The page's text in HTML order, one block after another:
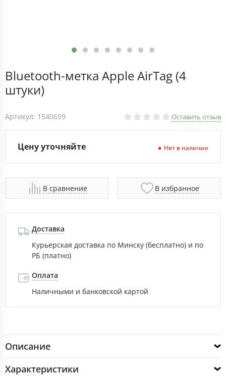
Bluetooth-метка Apple AirTag (4
штуки)
Артикул: 1540659 Оставить отзыв
Цену уточняйте Нет в наличии
В сравнение В избранное
Доставка
Курьерская доставка по Минску (бесплатно) и по
РБ (платно)
Оплата
Наличными и банковской картой
Описание
Характеристики